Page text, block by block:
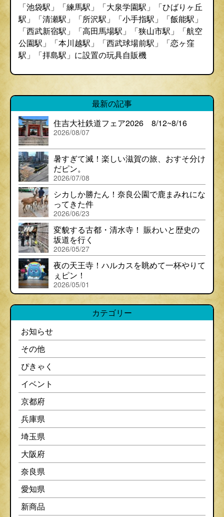
「池袋駅」「練馬駅」「大泉学園駅」「ひばりヶ丘
駅」「清瀬駅」「所沢駅」「小手指駅」「飯能駅」
「西武新宿駅」「高田馬場駅」「狭山市駅」「航空
公園駅」「本川越駅」「西武球場前駅」「恋ヶ窪
駅」「拝島駅」に設置の玩具自販機
最新の記事
住吉大社鉄道フェア2026 8/12~8/16
2026/08/07
暑すぎて滅！楽しい滋賀の旅、おすそ分け
だピン。
2026/07/08
シカしか勝たん！奈良公園で鹿まみれにな
ってきた件
2026/06/23
変貌する古都・清水寺！ 賑わいと歴史の
坂道を行く
2026/05/27
夜の天王寺！ハルカスを眺めて一杯やりて
ぇピン！
2026/05/01
カテゴリー
お知らせ
その他
ぴきゃく
イベント
京都府
兵庫県
埼玉県
大阪府
奈良県
愛知県
新商品